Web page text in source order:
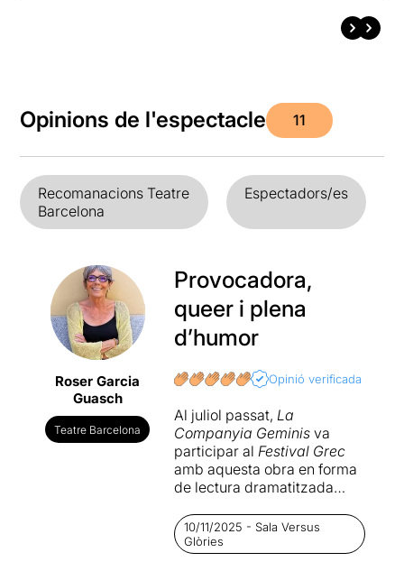
Opinions de l'espectacle 11
Recomanacions Teatre
Barcelona
Espectadors/es
Roser Garcia
Guasch
Teatre Barcelona
Provocadora,
queer i plena
d’humor
Opinió verificada
Al juliol passat, La
Companyia Geminisva
participar al Festival Grec
amb aquesta obra en forma
de lectura dramatitzada
convocatòria d’On el Teatre
Batega. Ara la presenten
amb tot el seu
10/11/2025 - Sala Versus
Glòries